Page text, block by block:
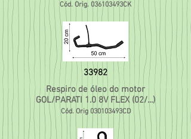
Cód. Orig. 036103493CK
33982
Respiro de óleo do motor
GOL/PARATI 1.0 8V FLEX (02/...)
Cód. Orig 030103493CD